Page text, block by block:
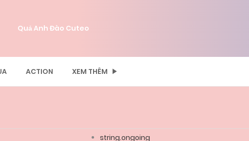
Quả Anh Đào Cuteo
ACTION XEM THÊM
string.ongoing